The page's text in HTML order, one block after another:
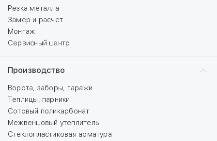
Резка металла
Замер и расчет
Монтаж
Сервисный центр
Производство
Ворота, заборы, гаражи
Теплицы, парники
Сотовый поликарбонат
Межвенцовый утеплитель
Стеклопластиковая арматура